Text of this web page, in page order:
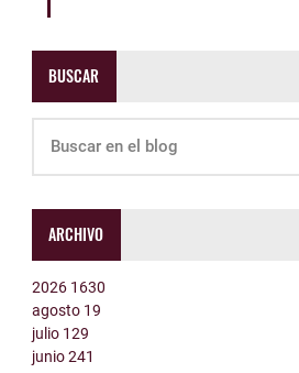
BUSCAR
ARCHIVO
2026 1630
agosto 19
julio 129
junio241